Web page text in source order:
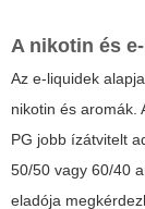
A nikotin és
Az e-liquidek
nikotin és aromák.
PG jobb ízátvitelt
50/50 vagy 60/40
eladója